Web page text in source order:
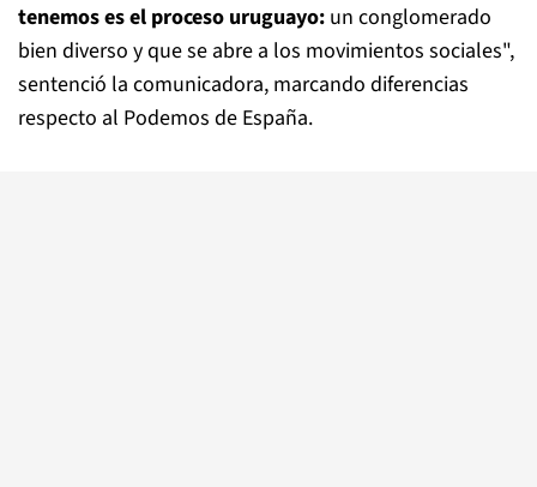
tenemos es el proceso uruguayo: un conglomerado
bien diverso y que se abre a los movimientos sociales",
sentenció la comunicadora, marcando diferencias
respecto al Podemos de España.